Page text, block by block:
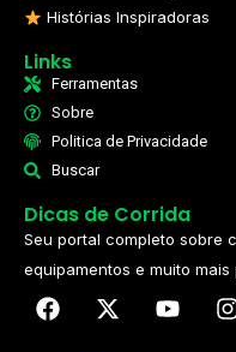
Histórias Inspiradoras
Links
Ferramentas
Sobre
Politica de Privacidade
Buscar
Dicas de Corrida
Seu portal completo sobre
equipamentos e muito